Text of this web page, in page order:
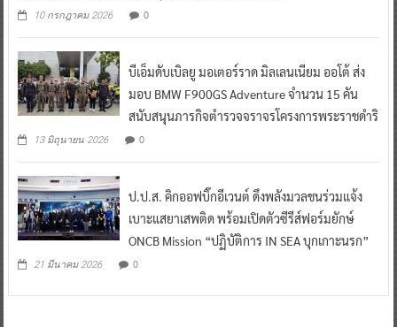
10 กรกฎาคม 2026 0
บีเอ็มดับเบิลยู มอเตอร์ราด มิลเลนเนียม ออโต้ ส่ง
มอบ BMW F900GS Adventure จำนวน 15 คัน
สนับสนุนภารกิจตำรวจจราจรโครงการพระราชดำริ
13 มิถุนายน 2026 0
ป.ป.ส. คิกออฟบิ๊กอีเวนต์ ดึงพลังมวลชนร่วมแจ้ง
เบาะแสยาเสพติด พร้อมเปิดตัวซีรีส์ฟอร์มยักษ์
ONCB Mission “ปฏิบัติการ IN SEA บุกเกาะนรก”
21 มีนาคม 2026 0